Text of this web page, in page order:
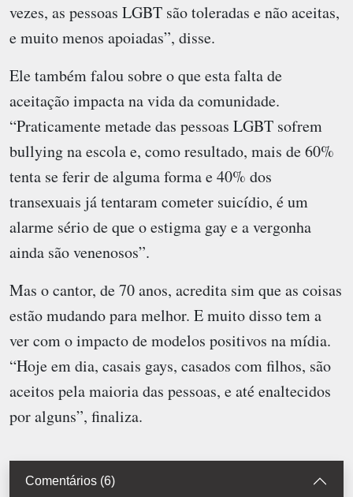
vezes, as pessoas LGBT são toleradas e não aceitas,
e muito menos apoiadas”, disse.
Ele também falou sobre o que esta falta de
aceitação impacta na vida da comunidade.
“Praticamente metade das pessoas LGBT sofrem
bullying na escola e, como resultado, mais de 60%
tenta se ferir de alguma forma e 40% dos
transexuais já tentaram cometer suicídio, é um
alarme sério de que o estigma gay e a vergonha
ainda são venenosos”.
Mas o cantor, de 70 anos, acredita sim que as coisas
estão mudando para melhor. E muito disso tem a
ver com o impacto de modelos positivos na mídia.
“Hoje em dia, casais gays, casados com filhos, são
aceitos pela maioria das pessoas, e até enaltecidos
por alguns”, finaliza.
Comentários (6)